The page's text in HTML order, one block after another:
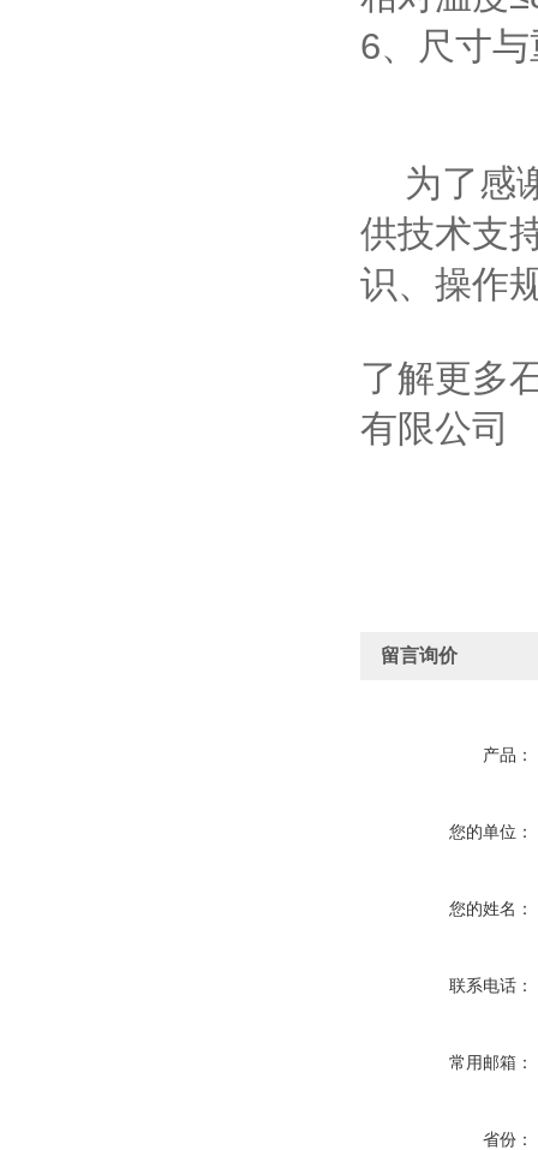
6、尺寸
为了感
供技术支
识、操作
了解更多
有限公司
留言询价
产品：
您的单位：
您的姓名：
联系电话：
常用邮箱：
省份：